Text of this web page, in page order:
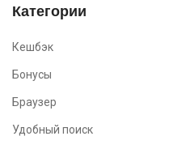
Категории
Кешбэк
Бонусы
Браузер
Удобный поиск